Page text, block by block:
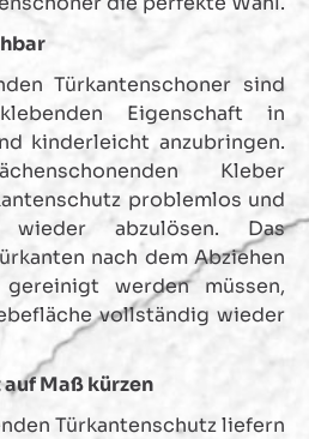
Türkantenschoner sind
Eigenschaft in
kinderleicht anzubringen.
Kleber
problemlos und
wieder abzulösen. Das
nach dem Abziehen
werden müssen,
vollständig wieder
Maß kürzen
Türkantenschutz liefern